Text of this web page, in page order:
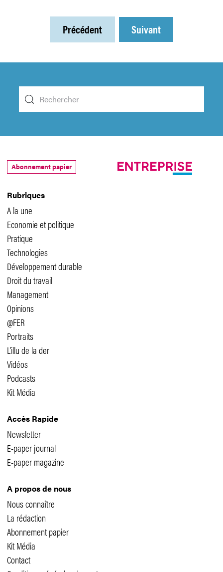
Précédent Suivant
Rubriques
A la une
Economie et politique
Pratique
Technologies
Développement durable
Droit du travail
Management
Opinions
@FER
Portraits
L'illu de la der
Vidéos
Podcasts
Kit Média
Accès Rapide
Newsletter
E-paper journal
E-paper magazine
A propos de nous
Nous connaître
La rédaction
Abonnement papier
Kit Média
Contact
Abonnement papier